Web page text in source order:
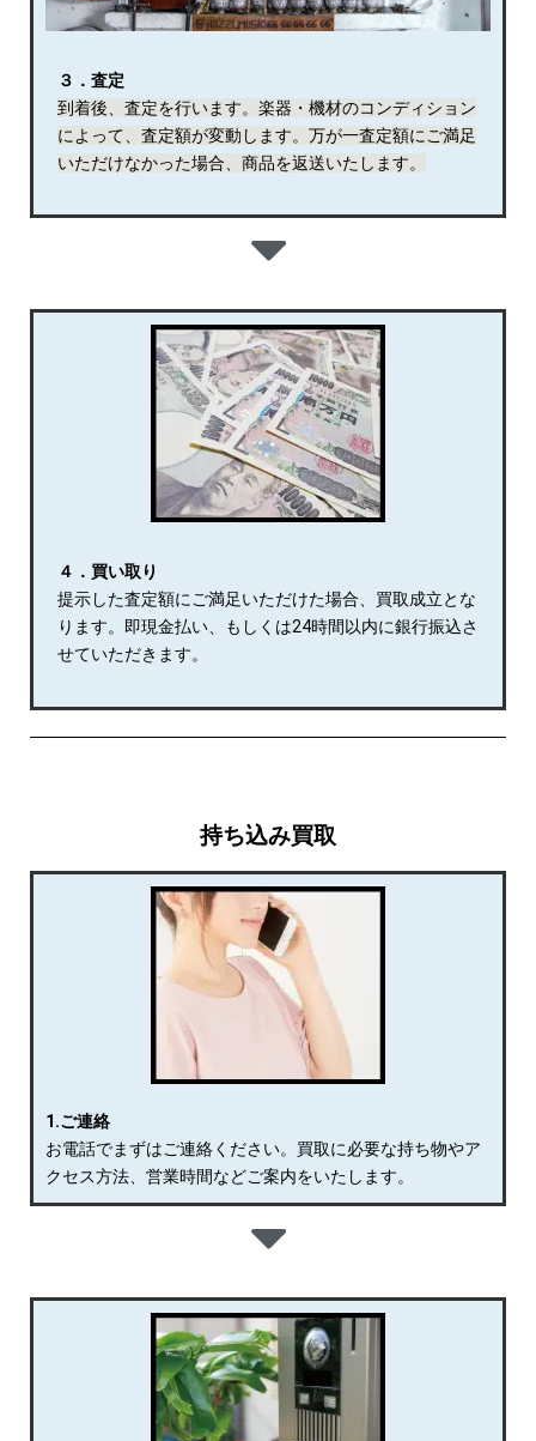
３．査定
到着後、査定を行います。楽器・機材のコンディション
によって、査定額が変動します。万が一査定額にご満足
いただけなかった場合、商品を返送いたします。
４．買い取り
提示した査定額にご満足いただけた場合、買取成立とな
ります。即現金払い、もしくは24時間以内に銀行振込さ
せていただきます。
持ち込み買取
1.ご連絡
お電話でまずはご連絡ください。買取に必要な持ち物やア
クセス方法、営業時間などご案内をいたします。